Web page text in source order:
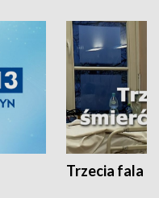
Trzecia fala -